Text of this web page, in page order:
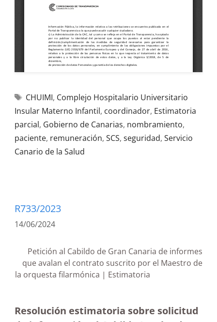
CHUIMI, Complejo Hospitalario Universitario
Insular Materno Infantil, coordinador, Estimatoria
parcial, Gobierno de Canarias, nombramiento,
paciente, remuneración, SCS, seguridad, Servicio
Canario de la Salud
R733/2023
14/06/2024
Petición al Cabildo de Gran Canaria de informes
que avalan el contrato suscrito por el Maestro de
la orquesta filarmónica | Estimatoria
Resolución estimatoria sobre solicitud